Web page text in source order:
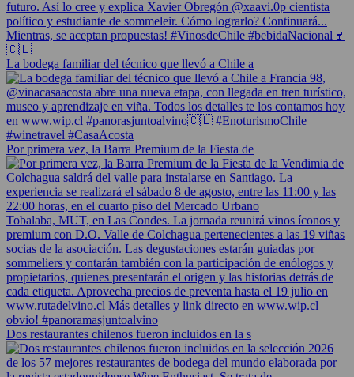
La bodega familiar del técnico que llevó a Chile a
Por primera vez, la Barra Premium de la Fiesta de
Dos restaurantes chilenos fueron incluidos en la s